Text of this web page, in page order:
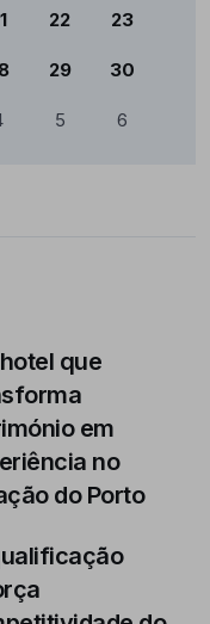
22 23
29 30
5 6
que
em
no
do Porto